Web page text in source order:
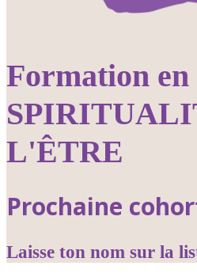
Formation en
L'ÊTRE
Prochaine
Laisse ton nom sur la